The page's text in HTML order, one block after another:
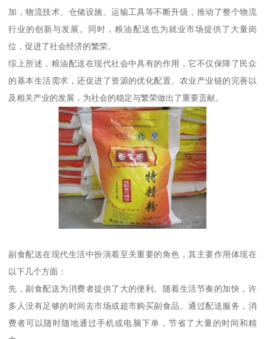
加，物流技术、仓储设施、运输工具等不断升级，推动了整个物流
行业的创新与发展。同时，粮油配送也为就业市场提供了大量岗
位，促进了社会经济的繁荣。
综上所述，粮油配送在现代社会中具有的作用，它不仅保障了民众
的基本生活需求，还促进了资源的优化配置、农业产业链的完善以
及相关产业的发展，为社会的稳定与繁荣做出了重要贡献。
副食配送在现代生活中扮演着至关重要的角色，其主要作用体现在
以下几个方面：
先，副食配送为消费者提供了大的便利。随着生活节奏的加快，许
多人没有足够的时间去市场或超市购买副食品。通过配送服务，消
费者可以随时随地通过手机或电脑下单，节省了大量的时间和精